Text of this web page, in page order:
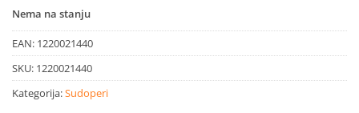
Nema na stanju
EAN: 1220021440
SKU: 1220021440
Kategorija:Sudoperi